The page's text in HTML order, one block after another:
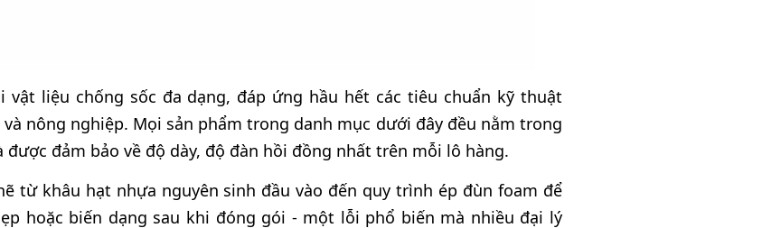
vật liệu chống sốc đa dạng, đáp ứng hầu hết các tiêu chuẩn kỹ thuật
nông nghiệp. Mọi sản phẩm trong danh mục dưới đây đều nằm trong
đảm bảo về độ dày, độ đàn hồi đồng nhất trên mỗi lô hàng.
từ khâu hạt nhựa nguyên sinh đầu vào đến quy trình ép đùn foam để
hoặc biến dạng sau khi đóng gói - một lỗi phổ biến mà nhiều đại lý